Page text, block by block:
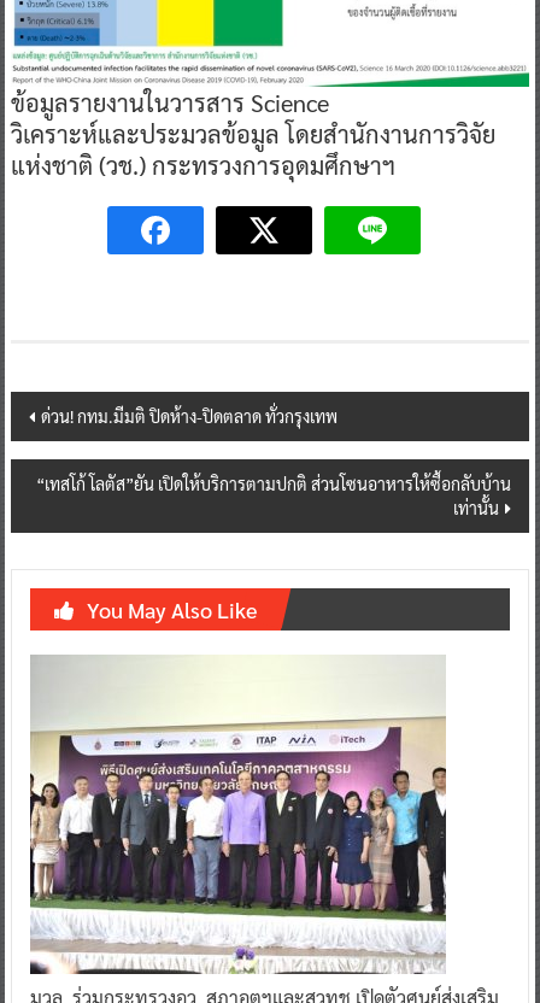
ข้อมูลรายงานในวารสาร Science
วิเคราะห์และประมวลข้อมูล โดยสำนักงานการวิจัย
แห่งชาติ (วช.) กระทรวงการอุดมศึกษาฯ
Post
navigation
ด่วน! กทม.มีมติ ปิดห้าง-ปิดตลาด ทั่วกรุงเทพ
“เทสโก้ โลตัส”ยัน เปิดให้บริการตามปกติ ส่วนโซนอาหารให้ซื้อกลับบ้าน
เท่านั้น
You May Also Like
มวล. ร่วมกระทรวงอว. สภาอุตฯและสวทช.เปิดตัวศูนย์ส่งเสริม